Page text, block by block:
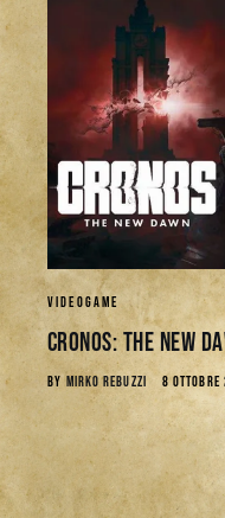
VIDEOGAME
CRONOS: THE NEW
BY MIRKO REBUZZI 8